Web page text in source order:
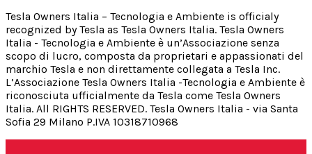
Tesla Owners Italia – Tecnologia e Ambiente is officialy
recognized by Tesla as Tesla Owners Italia. Tesla Owners
Italia - Tecnologia e Ambiente è un’Associazione senza
scopo di lucro, composta da proprietari e appassionati del
marchio Tesla e non direttamente collegata a Tesla Inc.
L’Associazione Tesla Owners Italia -Tecnologia e Ambiente è
riconosciuta ufficialmente da Tesla come Tesla Owners
Italia. All RIGHTS RESERVED. Tesla Owners Italia - via Santa
Sofia 29 Milano P.IVA 10318710968